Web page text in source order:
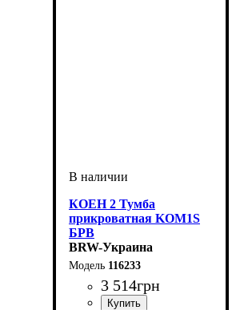
КОЕН 2 Тумба
прикроватная KOM1S
БРВ
BRW-Украина
116233
3 514грн